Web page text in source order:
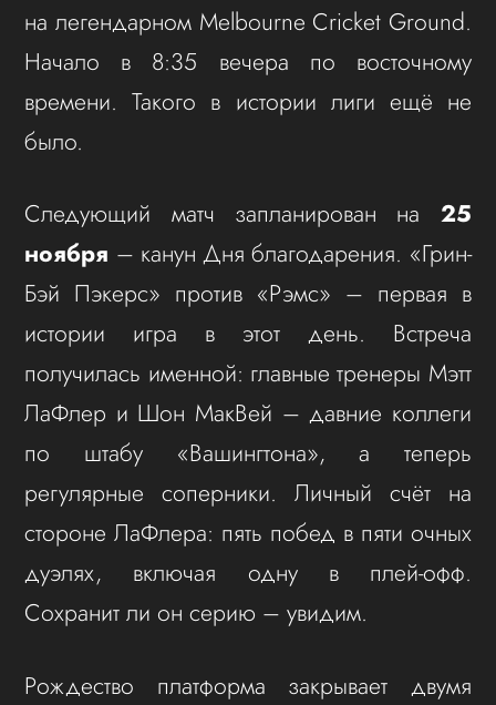
на легендарном Melbourne Cricket Ground.
Начало в 8:35 вечера по восточному
времени. Такого в истории лиги ещё не
было.
Следующий матч запланирован на 25
ноября – канун Дня благодарения. «Грин-
Бэй Пэкерс» против «Рэмс» – первая в
истории игра в этот день. Встреча
получилась именной: главные тренеры Мэтт
ЛаФлер и Шон МакВей – давние коллеги
по штабу «Вашингтона», а теперь
регулярные соперники. Личный счёт на
стороне ЛаФлера: пять побед в пяти очных
дуэлях, включая одну в плей-офф.
Сохранит ли он серию – увидим.
Рождество платформа закрывает двумя